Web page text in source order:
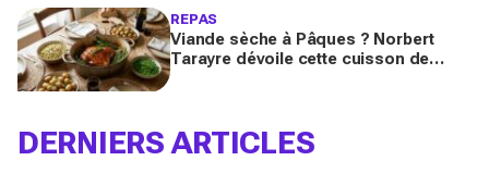
REPAS
Viande sèche à Pâques ? Norbert
Tarayre dévoile cette cuisson de
DERNIERS ARTICLES